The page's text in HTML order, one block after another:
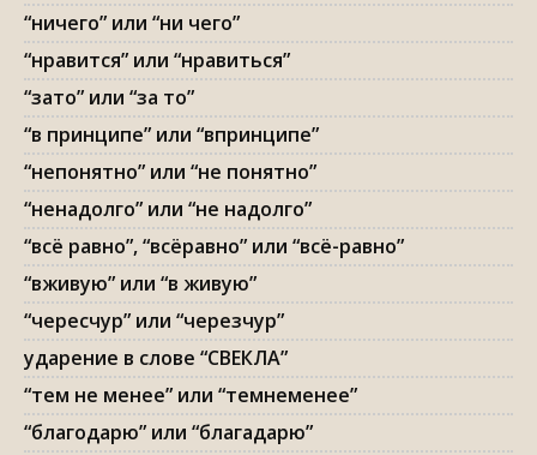
“ничего” или “ни чего”
“нравится” или “нравиться”
“зато” или “за то”
“в принципе” или “впринципе”
“непонятно” или “не понятно”
“ненадолго” или “не надолго”
“всё равно”, “всёравно” или “всё-равно”
“вживую” или “в живую”
“чересчур” или “черезчур”
ударение в слове “СВЕКЛА”
“тем не менее” или “темнеменее”
“благодарю” или “благадарю”